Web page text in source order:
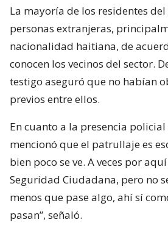
La mayoría de los residentes
personas extranjeras,
nacionalidad haitiana, de
conocen los vecinos del sector.
testigo aseguró que no habían
previos entre ellos.
En cuanto a la presencia policial
mencionó que el patrullaje es
bien poco se ve. A veces por
Seguridad Ciudadana, pero no
menos que pase algo, ahí sí
pasan”, señaló.